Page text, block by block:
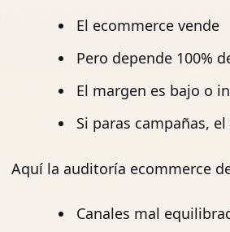
El ecommerce vende
Pero depende 100%
El margen es bajo o
Si paras campañas,
Aquí la auditoría ecommerce
Canales mal